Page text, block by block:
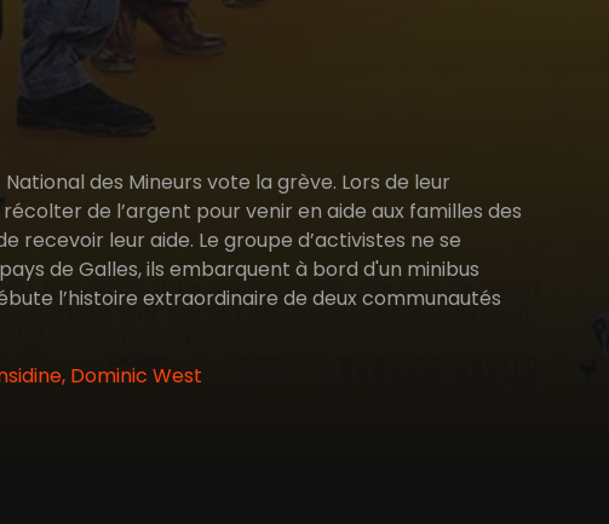
des Mineurs vote la grève. Lors de leur
de l’argent pour venir en aide aux familles des
recevoir leur aide. Le groupe d’activistes ne se
de Galles, ils embarquent à bord d'un minibus
l’histoire extraordinaire de deux communautés
Dominic West